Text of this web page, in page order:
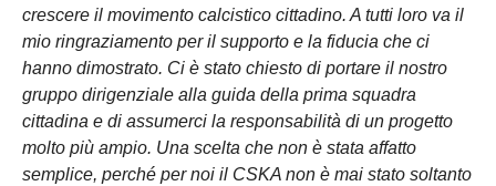
crescere il movimento calcistico cittadino. A tutti loro va il
mio ringraziamento per il supporto e la fiducia che ci
hanno dimostrato. Ci è stato chiesto di portare il nostro
gruppo dirigenziale alla guida della prima squadra
cittadina e di assumerci la responsabilità di un progetto
molto più ampio. Una scelta che non è stata affatto
semplice, perché per noi il CSKA non è mai stato soltanto